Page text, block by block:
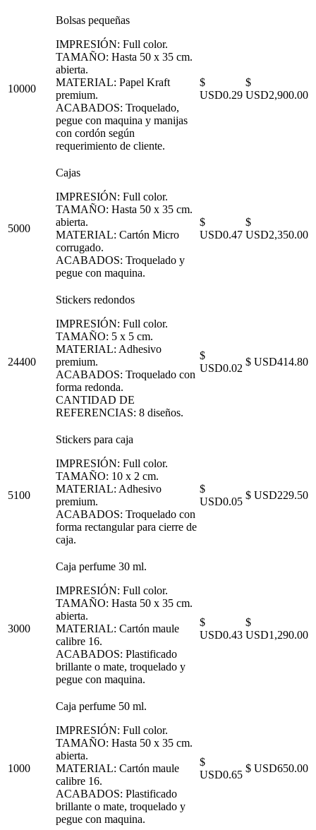
10000
Bolsas pequeñas
IMPRESIÓN: Full color.
TAMAÑO: Hasta 50 x 35 cm.
abierta.
MATERIAL: Papel Kraft
premium.
ACABADOS: Troquelado,
pegue con maquina y manijas
con cordón según
requerimiento de cliente.
$
USD0.29
$
USD2,900.00
5000
Cajas
IMPRESIÓN: Full color.
TAMAÑO: Hasta 50 x 35 cm.
abierta.
MATERIAL: Cartón Micro
corrugado.
ACABADOS: Troquelado y
pegue con maquina.
$
USD0.47
$
USD2,350.00
24400
Stickers redondos
IMPRESIÓN: Full color.
TAMAÑO: 5 x 5 cm.
MATERIAL: Adhesivo
premium.
ACABADOS: Troquelado con
forma redonda.
CANTIDAD DE
REFERENCIAS: 8 diseños.
$
USD0.02
$ USD414.80
5100
Stickers para caja
IMPRESIÓN: Full color.
TAMAÑO: 10 x 2 cm.
MATERIAL: Adhesivo
premium.
ACABADOS: Troquelado con
forma rectangular para cierre de
caja.
$
USD0.05
$ USD229.50
3000
Caja perfume 30 ml.
IMPRESIÓN: Full color.
TAMAÑO: Hasta 50 x 35 cm.
abierta.
MATERIAL: Cartón maule
calibre 16.
ACABADOS: Plastificado
brillante o mate, troquelado y
pegue con maquina.
$
USD0.43
$
USD1,290.00
1000
Caja perfume 50 ml.
IMPRESIÓN: Full color.
TAMAÑO: Hasta 50 x 35 cm.
abierta.
MATERIAL: Cartón maule
calibre 16.
ACABADOS: Plastificado
brillante o mate, troquelado y
pegue con maquina.
$
USD0.65
$ USD650.00